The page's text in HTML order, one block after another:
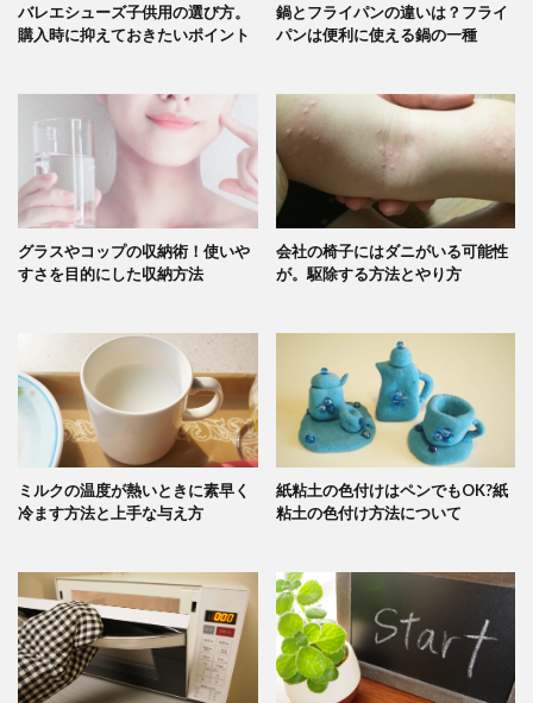
バレエシューズ子供用の選び方。
購入時に抑えておきたいポイント
鍋とフライパンの違いは？フライ
パンは便利に使える鍋の一種
グラスやコップの収納術！使いや
すさを目的にした収納方法
会社の椅子にはダニがいる可能性
が。駆除する方法とやり方
ミルクの温度が熱いときに素早く
冷ます方法と上手な与え方
紙粘土の色付けはペンでもOK?紙
粘土の色付け方法について